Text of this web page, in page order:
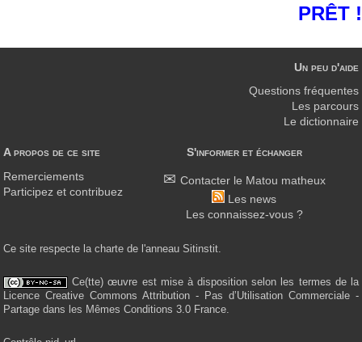
PRÊT !
A propos de ce site
Remerciements
Participez et contribuez
S'informer et échanger
Contacter le Matou matheux
Les news
Les connaissez-vous ?
Un peu d'aide
Questions fréquentes
Les parcours
Le dictionnaire
Ce site respecte la charte de l'anneau Sitinstit.
Ce(tte) œuvre est mise à disposition selon les termes de la
Licence Creative Commons Attribution - Pas d’Utilisation Commerciale -
Partage dans les Mêmes Conditions 3.0 France.